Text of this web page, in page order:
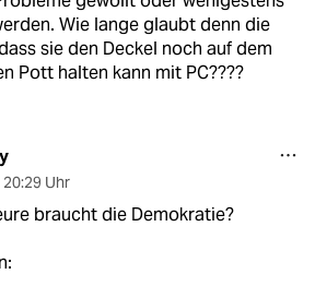
Wie lange glaubt denn die
sie den Deckel noch auf dem
Pott halten kann mit PC????
20:29 Uhr
braucht die Demokratie?